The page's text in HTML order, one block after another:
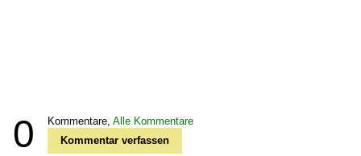
0 Kommentare, Alle Kommentare
Kommentar verfassen